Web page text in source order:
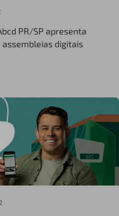
PR/SP apresenta
assembleias digitais